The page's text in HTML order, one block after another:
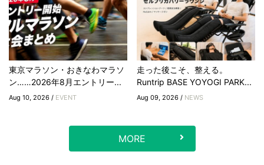
東京マラソン・おきなわマラソ
ン……2026年8月エントリー...
Aug 10, 2026 / EVENT
走った後こそ、整える。
Runtrip BASE YOYOGI PARK...
Aug 09, 2026 / NEWS
MORE